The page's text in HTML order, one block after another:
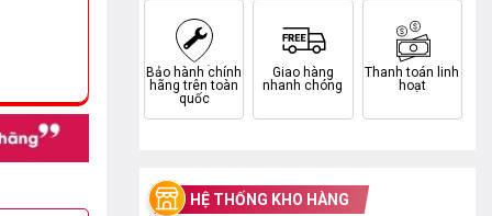
Bảo hành chính
hãng trên toàn
quốc
Giao hàng
nhanh chóng
Thanh toán linh
hoạt
HỆ THỐNG KHO HÀNG